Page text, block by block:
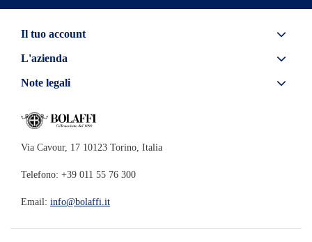
Il tuo account
L'azienda
Note legali
Via Cavour, 17 10123 Torino, Italia
Telefono: +39 011 55 76 300
Email: info@bolaffi.it